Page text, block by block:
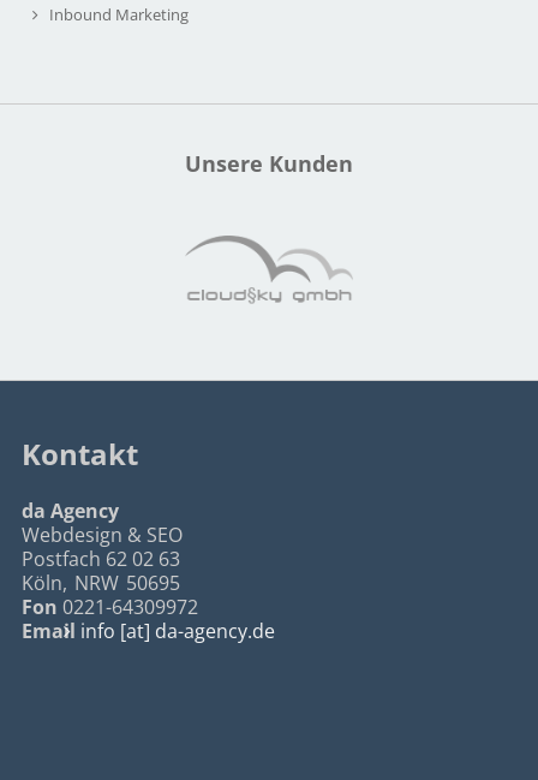
Inbound Marketing
Unsere Kunden
Kontakt
da Agency
Webdesign & SEO
Postfach 62 02 63
Köln, NRW 50695
Fon 0221-64309972
Email info [at] da-agency.de